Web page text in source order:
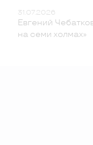
31.07.2026
Евгений
на семи холмах»